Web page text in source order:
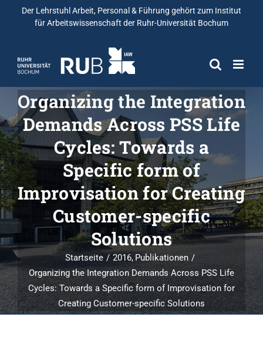
Der Lehrstuhl Arbeit, Personal & Führung gehört zum Institut
für Arbeitswissenschaft der Ruhr-Universität Bochum
Organizing the Integration
Demands Across PSS Life
Cycles: Towards a
Specific form of
Improvisation for Creating
Customer-specific
Solutions
Startseite 2016 Publikationen
Organizing the Integration Demands Across PSS Life
Cycles: Towards a Specific form of Improvisation for
Creating Customer-specific Solutions